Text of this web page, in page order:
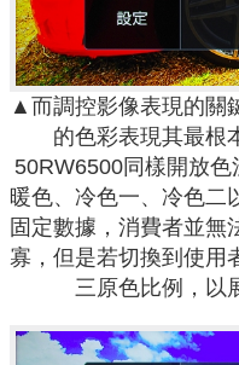
▲而調控影像表現的關
的色彩表現其最根
50RW6500同樣開放色
暖色、冷色一、冷色二
固定數據，消費者並無
寡，但是若切換到使用
三原色比例，以